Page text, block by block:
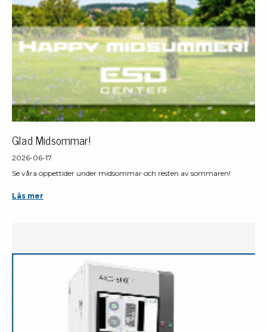
Glad Midsommar!
2026-06-17
Se våra öppettider under midsommar och resten av sommaren!
Läs mer